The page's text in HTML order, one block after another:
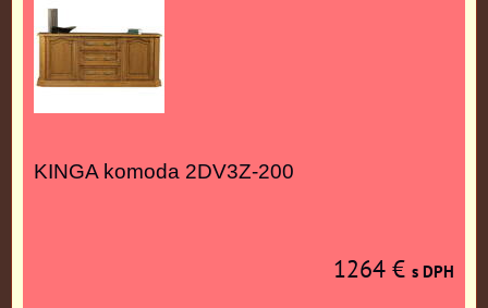
KINGA komoda 2DV3Z-200
1264 € s DPH